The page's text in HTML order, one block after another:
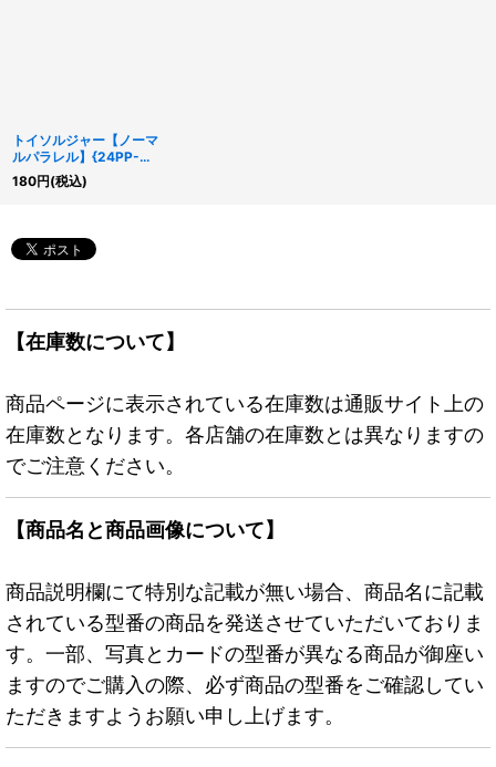
トイソルジャー【ノーマ
ルパラレル】{24PP-
JP001}《モンスター》
180円(税込)
【在庫数について】
商品ページに表示されている在庫数は通販サイト上の
在庫数となります。各店舗の在庫数とは異なりますの
でご注意ください。
【商品名と商品画像について】
商品説明欄にて特別な記載が無い場合、商品名に記載
されている型番の商品を発送させていただいておりま
す。一部、写真とカードの型番が異なる商品が御座い
ますのでご購入の際、必ず商品の型番をご確認してい
ただきますようお願い申し上げます。